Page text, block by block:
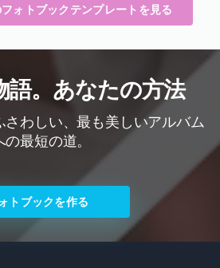
ォトブックテンプレートを見る
語。あなたの方法
わしい、最も美しいアルバム
の最短の道。
トブックを作る